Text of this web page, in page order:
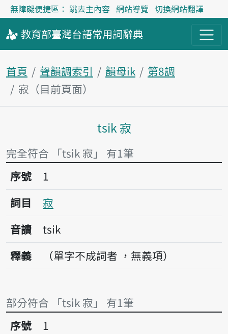
無障礙便捷區： 跳去主內容 網站導覽 切換網站翻譯
教育部臺灣台語常用詞辭典
首頁 聲韻調索引 韻母ik
第8調
寂（目前頁面）
主內容區塊
tsi̍k 寂
完全符合 「tsi̍k 寂」 有1筆
序號1寂
序號
1
詞目
寂
音讀
tsi̍k
釋義
（單字不成詞者 ，無義項）
部分符合 「tsi̍k 寂」 有1筆
序號1寂寞
序號
1